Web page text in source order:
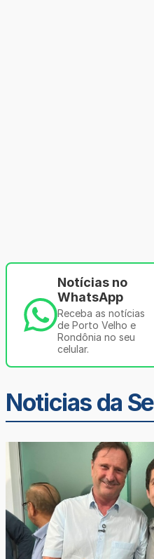
Notícias no
WhatsApp
Receba as notícias
de Porto Velho e
Rondônia no seu
celular.
Noticias da